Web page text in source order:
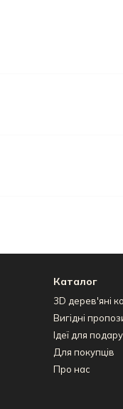
Каталог
3D дерев'яні
Вигідні
Ідеї для
Для покупців
Про нас